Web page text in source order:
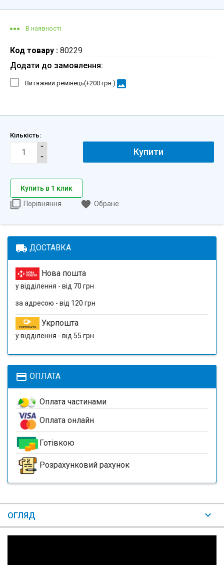
В наявності
Код товару : 80229
Додати до замовлення:
Витяжний ремінець(+200 грн.) image
Кількість:
Купити
Купить в 1 клик
Порівняння
Обране
local_shipping ДОСТАВКА
Нова пошта
у відділення - від 70 грн
за адресою - від 120 грн
Укрпошта
у відділення - від 55 грн
payment ОПЛАТА
Оплата частинами
Оплата онлайн
Готівкою
Розрахунковий рахунок
ОГЛЯД